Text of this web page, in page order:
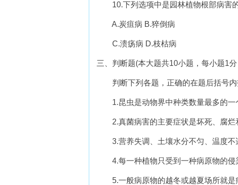
10.下列选项中是园林植物根部病害
A.炭疽病 B.猝倒病
C.溃疡病 D.枝枯病
三、判断题(本大题共10小题，每小题1
判断下列各题，正确的在题后括号内打
1.昆虫是动物界中种类数量最多的一
2.真菌病害的主要症状是坏死、腐烂
3.营养失调、土壤水分不匀、温度不
4.每一种植物只受到一种病原物的侵
5.一般病原物的越冬或越夏场所就是